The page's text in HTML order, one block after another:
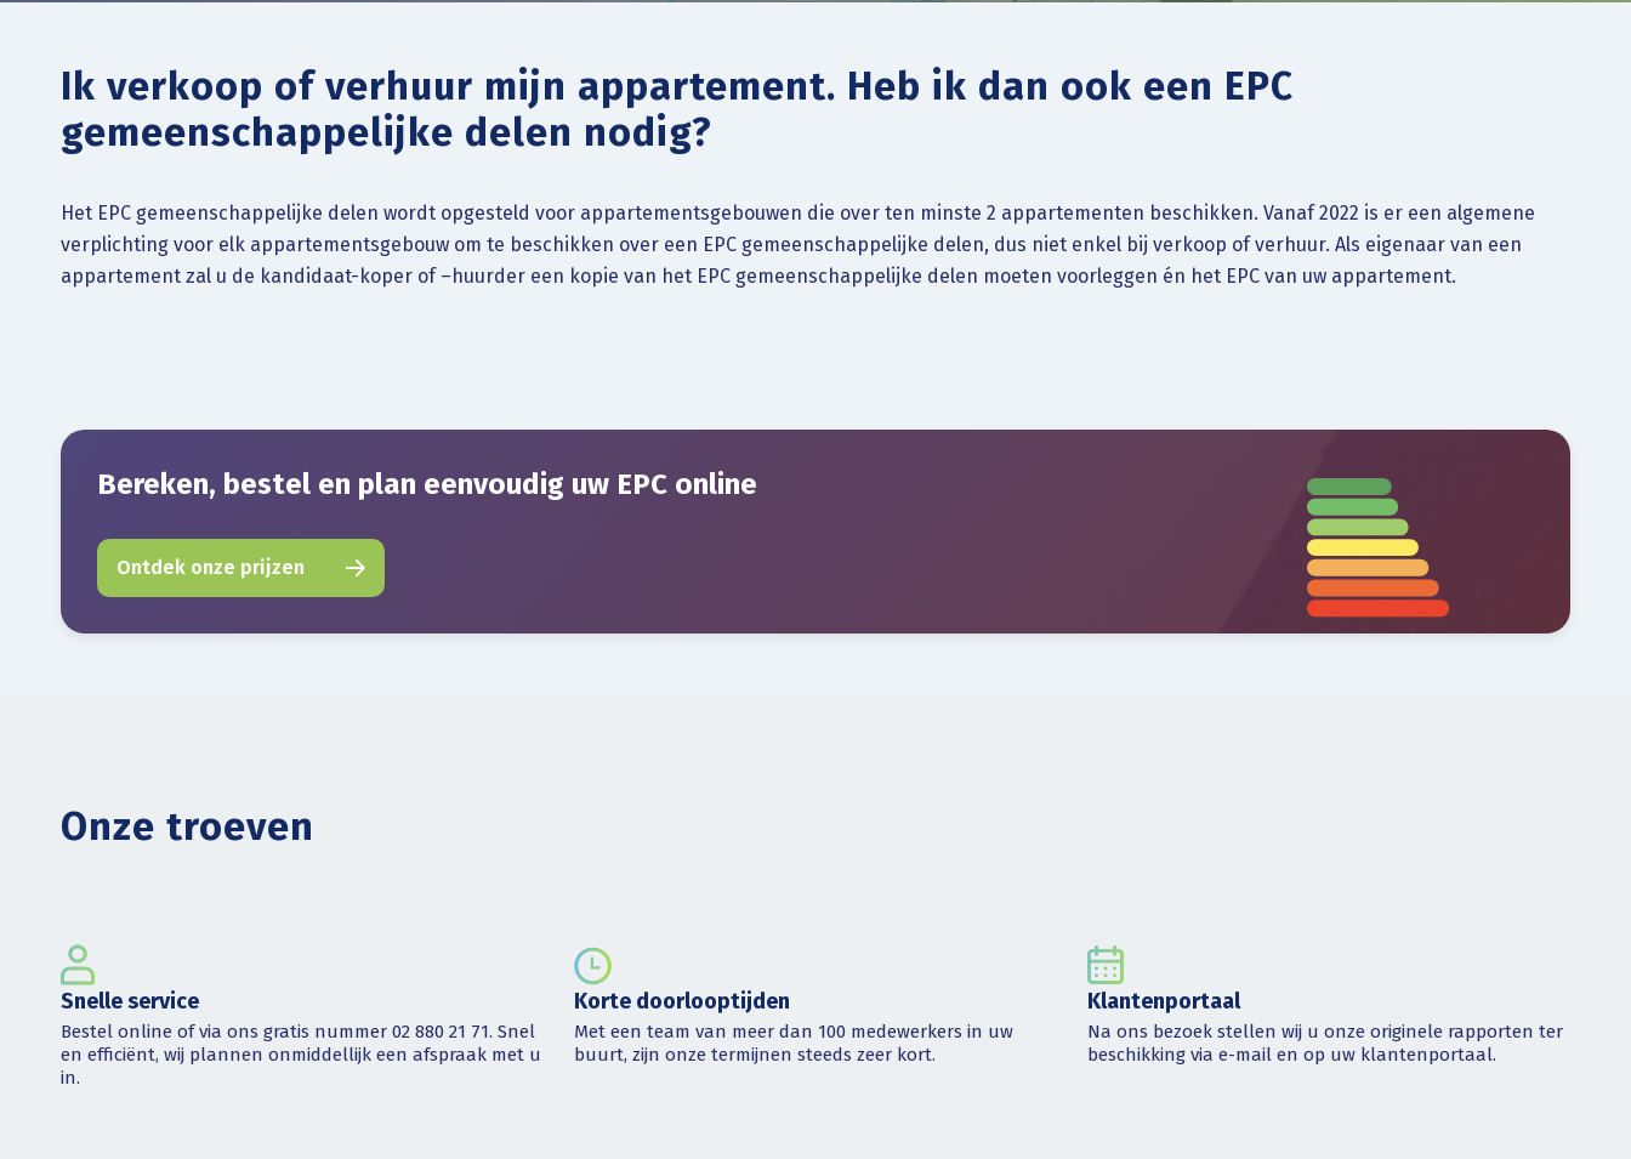
Ik verkoop of verhuur mijn appartement. Heb ik dan ook een EPC
gemeenschappelijke delen nodig?
Het EPC gemeenschappelijke delen wordt opgesteld voor appartementsgebouwen die over ten minste 2 appartementen beschikken. Vanaf 2022 is er een algemene
verplichting voor elk appartementsgebouw om te beschikken over een EPC gemeenschappelijke delen, dus niet enkel bij verkoop of verhuur. Als eigenaar van een
appartement zal u de kandidaat-koper of –huurder een kopie van het EPC gemeenschappelijke delen moeten voorleggen én het EPC van uw appartement.
Bereken, bestel en plan eenvoudig uw EPC online
Ontdek onze prijzen
Onze troeven
Snelle service
Bestel online of via ons gratis nummer 02 880 21 71. Snel
en efficiënt, wij plannen onmiddellijk een afspraak met u
in.
Korte doorlooptijden
Met een team van meer dan 100 medewerkers in uw
buurt, zijn onze termijnen steeds zeer kort.
Klantenportaal
Na ons bezoek stellen wij u onze originele rapporten ter
beschikking via e-mail en op uw klantenportaal.